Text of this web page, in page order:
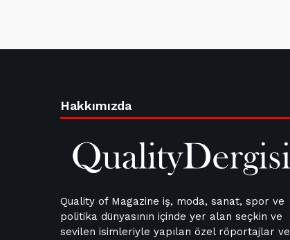
Hakkımızda
Quality of Magazine iş, moda, sanat, spor ve
politika dünyasının içinde yer alan seçkin ve
sevilen isimleriyle yapılan özel röportajlar ve